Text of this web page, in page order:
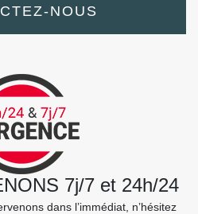
NOUS
7j/7 et 24h/24
dans l’immédiat, n’hésitez